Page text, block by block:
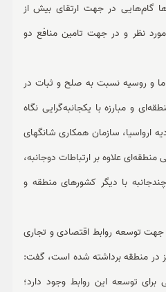
گام‌هایی در جهت ارتقای بیش از
نظر و در جهت تامین منافع دو
ما و روسیه نسبت به صلح و ثبات در
و مبارزه با یکجانبه‌گرایی نگاه
ارواسیا، سازمان همکاری شانگهای
علاوه بر ارتباطات دوجانبه،
با دیگر کشورهای منطقه و
جهت توسعه روابط اقتصادی و تجاری
در منطقه برداشته شده است، گفت:
برای توسعه این روابط وجود دارد؛